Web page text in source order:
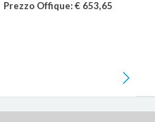
Prezzo Offique: € 653,65